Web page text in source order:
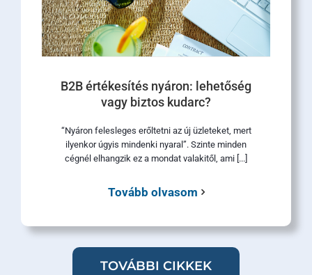
B2B értékesítés nyáron: lehetőség
vagy biztos kudarc?
“Nyáron felesleges erőltetni az új üzleteket, mert
ilyenkor úgyis mindenki nyaral”. Szinte minden
cégnél elhangzik ez a mondat valakitől, ami [...]
Tovább olvasom
TOVÁBBI CIKKEK